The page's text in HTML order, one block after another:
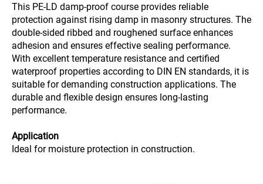
This PE-LD damp-proof course provides reliable
protection against rising damp in masonry structures. The
double-sided ribbed and roughened surface enhances
adhesion and ensures effective sealing performance.
With excellent temperature resistance and certified
waterproof properties according to DIN EN standards, it is
suitable for demanding construction applications. The
durable and flexible design ensures long-lasting
performance.
Application
Ideal for moisture protection in construction.